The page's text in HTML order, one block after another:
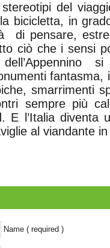
del
bicicletta, in
di pensare, e
ciò che i sensi
fantasma,
smarrimenti
sempre più
E l’Italia diventa
al viandante
Name ( required )